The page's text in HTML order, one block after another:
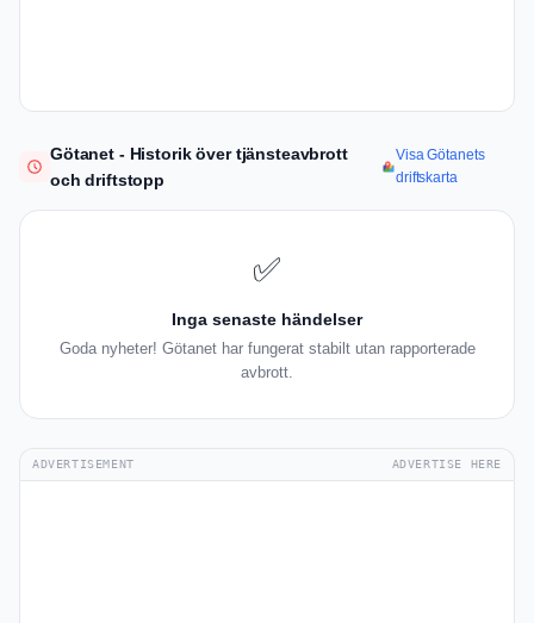
Götanet - Historik över tjänsteavbrott
och driftstopp
Visa Götanets
driftskarta
✅
Inga senaste händelser
Goda nyheter! Götanet har fungerat stabilt utan rapporterade
avbrott.
ADVERTISEMENT ADVERTISE HERE